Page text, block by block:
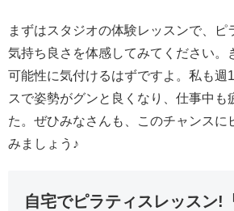
まずはスタジオの体験レッスンで、ピ
気持ち良さを体感してみてください。
可能性に気付けるはずですよ。私も週
スで姿勢がグンと良くなり、仕事中も
た。ぜひみなさんも、このチャンスに
みましょう♪
自宅でピラティスレッスン!